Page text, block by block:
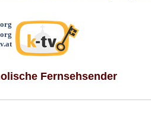
Fernsehsender